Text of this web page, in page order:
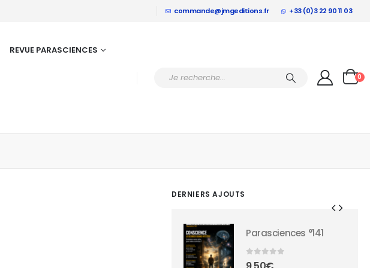
commande@jmgeditions.fr +33 (0)3 22 90 11 03
REVUE PARASCIENCES
0
DERNIERS AJOUTS
Parasciences °141
0 sur 5